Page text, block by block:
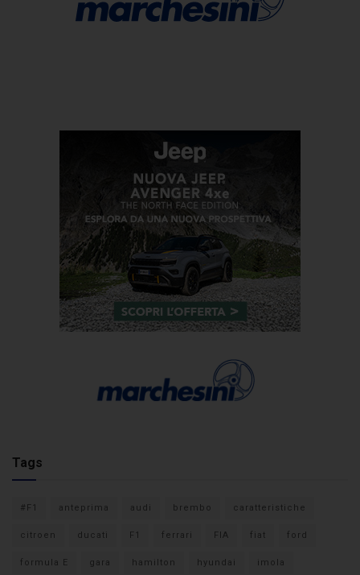
Tags
#F1 anteprima audi brembo caratteristiche
citroen ducati F1 ferrari FIA fiat ford
formula E gara hamilton hyundai imola